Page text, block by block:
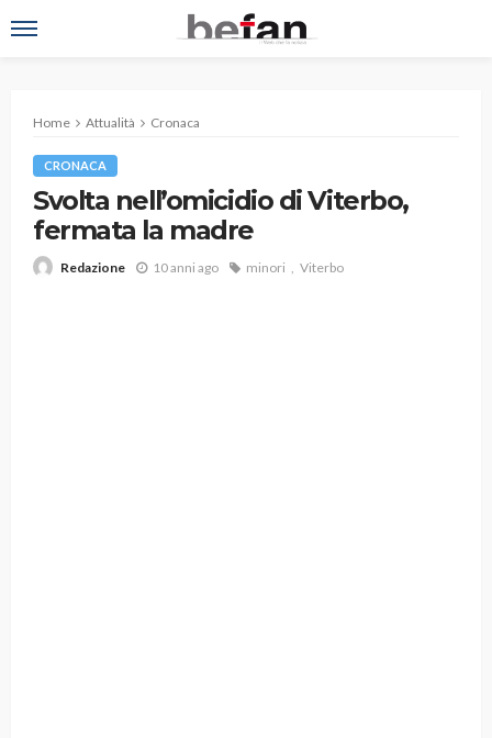
Home Attualità Cronaca
CRONACA
Svolta nell’omicidio di Viterbo,
fermata la madre
Redazione 10 anni ago minori Viterbo